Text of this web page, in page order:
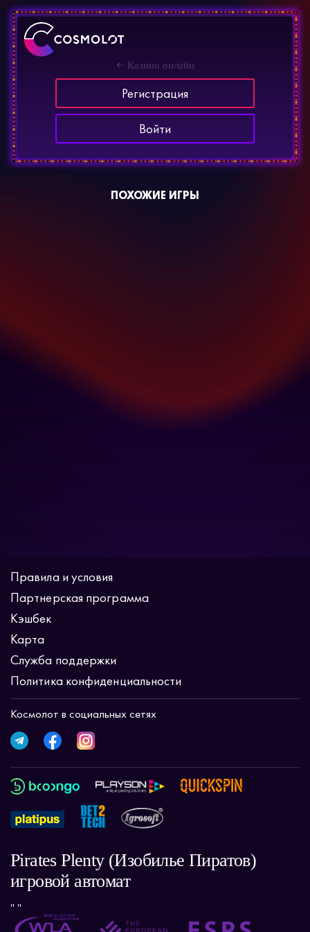
Казино онлайн
Регистрация
Войти
ПОХОЖИЕ ИГРЫ
Правила и условия
Партнерская программа
Кэшбек
Карта
Служба поддержки
Политика конфиденциальности
Космолот в социальных сетях
Pirates Plenty (Изобилье Пиратов)
игровой автомат
" "